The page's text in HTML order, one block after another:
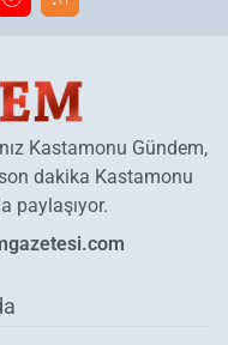
Kastamonu Gündem,
dakika Kastamonu
paylaşıyor.